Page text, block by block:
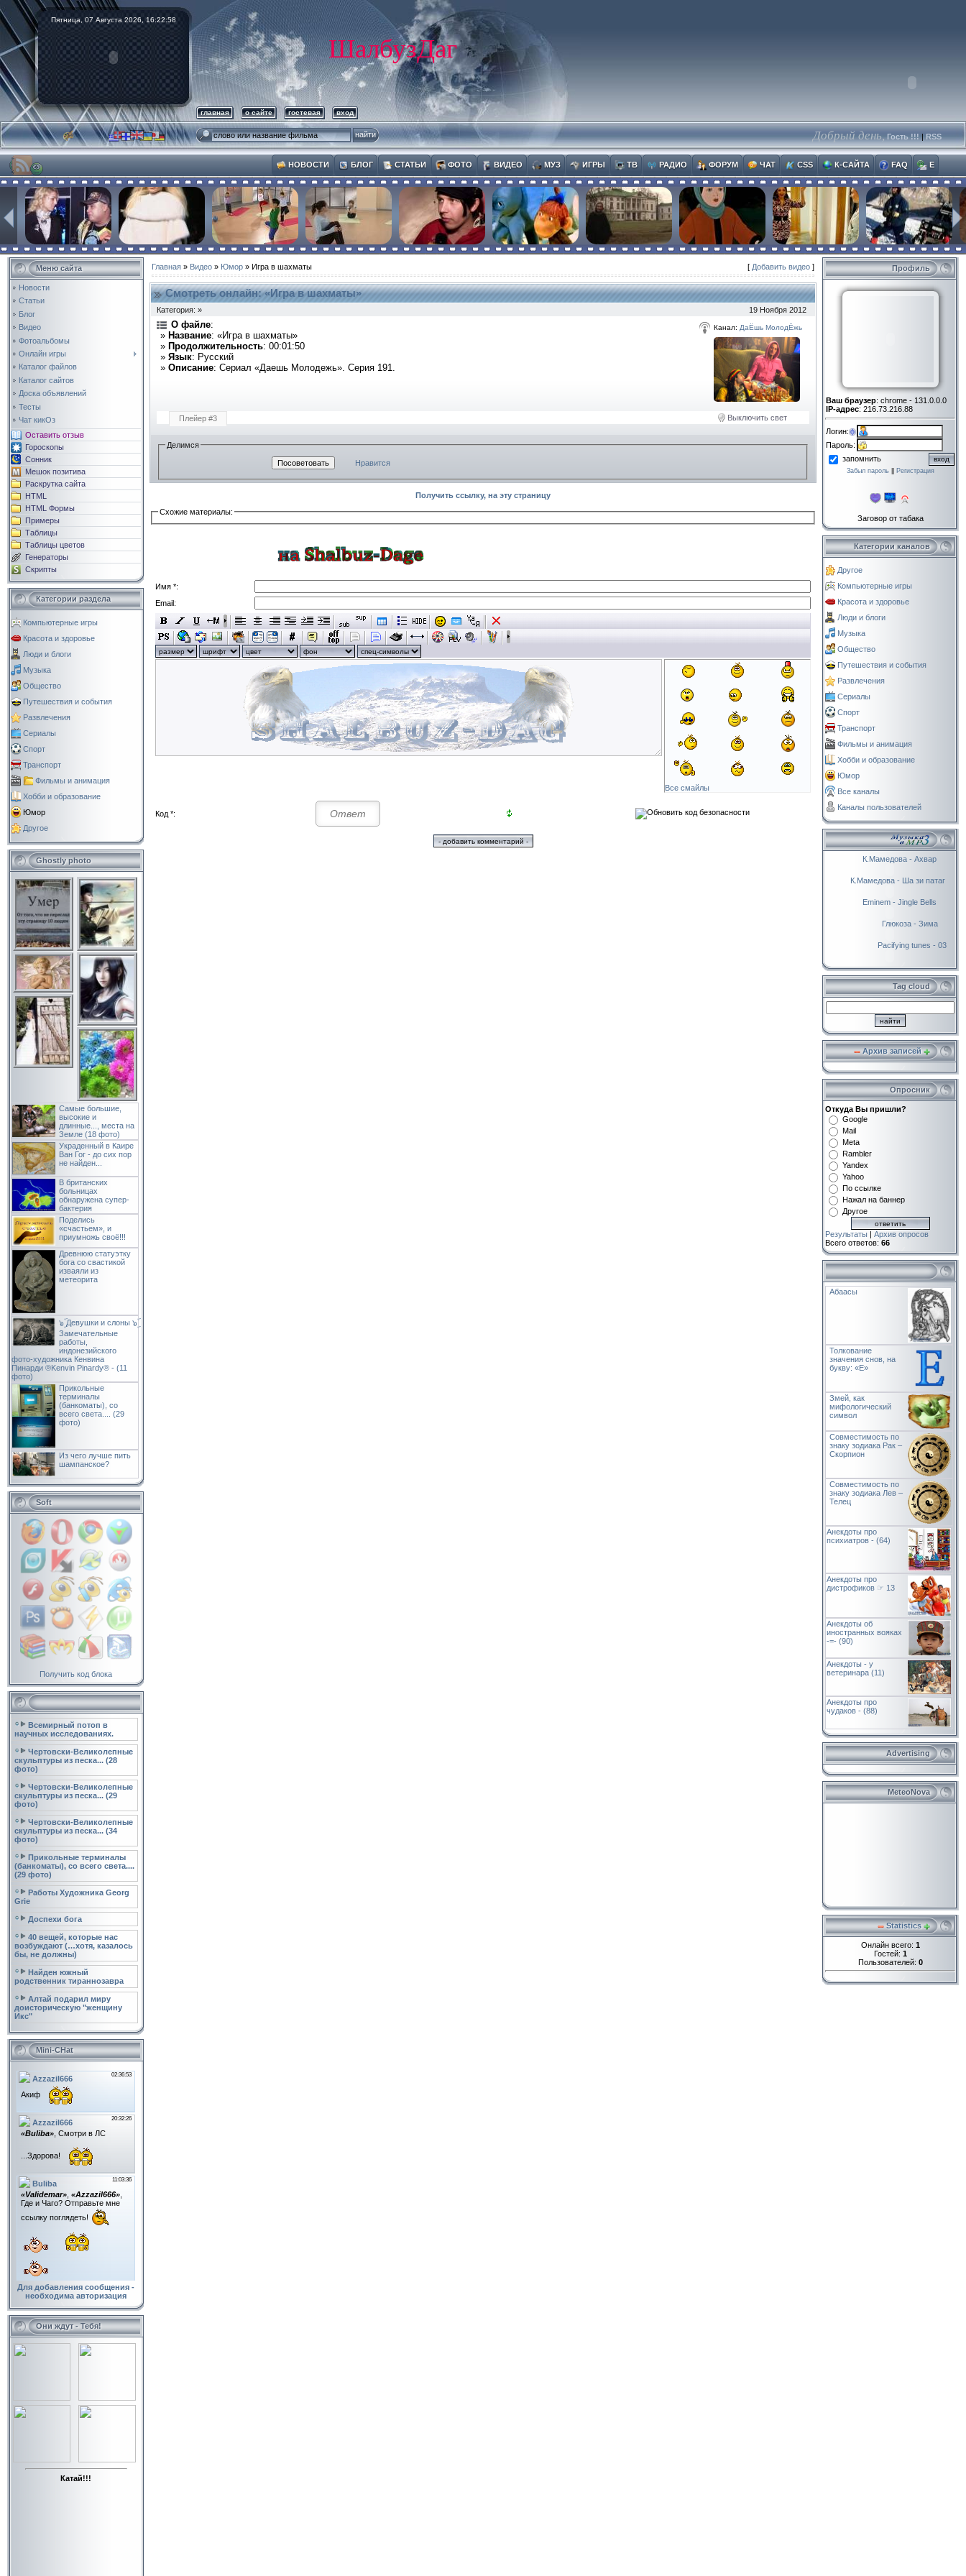
Пятница, 07 Августа 2026, 16:23:00
ШалбузДаг
главная о сайте гостевая вход
Добрый день, Гость !!! | RSS
НОВОСТИ БЛОГ СТАТЬИ ФОТО ВИДЕО МУЗ ИГРЫ ТВ РАДИО ФОРУМ ЧАТ CSS К-САЙТА FAQ E
Меню сайта
Новости
Статьи
Блог
Видео
Фотоальбомы
Онлайн игры
Каталог файлов
Каталог сайтов
Доска объявлений
Тесты
Чат кикОз
Оставить отзыв
Гороскопы
Сонник
Мешок позитива
Раскрутка сайта
HTML
HTML Формы
Примеры
Таблицы
Таблицы цветов
Генераторы
Скрипты
Категории раздела
Компьютерные игры
Красота и здоровье
Люди и блоги
Музыка
Общество
Путешествия и события
Развлечения
Сериалы
Спорт
Транспорт
Фильмы и анимация
Хобби и образование
Юмор
Другое
Ghostly photo
Самые большие,
высокие и
длинные..., места на
Земле (18 фото)
Украденный в Каире
Ван Гог - до сих пор
не найден...
В британских
больницах
обнаружена супер-
бактерия
Поделись
«счастьем», и
приумножь своё!!!
Древнюю статуэтку
бога со свастикой
изваяли из
метеорита
๖ۣۜ Девушки и слоны ๖ۣۜ
Замечательные
работы,
индонезийского
фото-художника Кенвина
Пинарди ®Kenvin Pinardy® - (11
фото)
Прикольные
терминалы
(банкоматы), со
всего света.... (29
фото)
Из чего лучше пить
шампанское?
Soft
Получить код блока
Всемирный потоп в
научных исследованиях.
Чертовски-Великолепные
скульптуры из песка... (28
фото)
Чертовски-Великолепные
скульптуры из песка... (29
фото)
Чертовски-Великолепные
скульптуры из песка... (34
фото)
Прикольные терминалы
(банкоматы), со всего света....
(29 фото)
Работы Художника Georg
Grie
Доспехи бога
40 вещей, которые нас
возбуждают (…хотя, казалось
бы, не должны)
Найден южный
родственник тираннозавра
Алтай подарил миру
доисторическую "женщину
Икс"
Mini-CHat
Для добавления сообщения -
необходима авторизация
Они ждут - Тебя!
Катай!!!
[ Добавить видео ]
Главная » Видео » Юмор » Игра в шахматы
Смотреть онлайн: «Игра в шахматы»
19 Ноября 2012
Категория: »
Канал: ДаЁшь МолодЁжь
О файле:
» Название: «Игра в шахматы»
» Продолжительность: 00:01:50
» Язык: Русский
» Описание: Сериал «Даешь Молодежь». Серия 191.
Плейер #3 Выключить свет
Делимся
Нравится
Получить ссылку, на эту страницу
Схожие материалы:
Имя *:
Email:
Все смайлы
Код *:
Профиль
Ваш браузер: chrome - 131.0.0.0
IP-адрес: 216.73.216.88
Логин:
Пароль:
запомнить
Забыл пароль|| Регистрация
Заговор от табака
Категории каналов
Другое
Компьютерные игры
Красота и здоровье
Люди и блоги
Музыка
Общество
Путешествия и события
Развлечения
Сериалы
Спорт
Транспорт
Фильмы и анимация
Хобби и образование
Юмор
Все каналы
Каналы пользователей
К.Мамедова - Ахвар
К.Мамедова - Ша зи патаг
Eminem - Jingle Bells
Глюкоза - Зима
Pacifying tunes - 03
Tag cloud
Архив записей
Опросник
Откуда Вы пришли?
Google
Mail
Meta
Rambler
Yandex
Yahoo
По ссылке
Нажал на баннер
Другое
Результаты | Архив опросов
Всего ответов: 66
Абаасы
Толкование
значения снов, на
букву: «Е»
Змей, как
мифологический
символ
Совместимость по
знаку зодиака Рак –
Скорпион
Совместимость по
знаку зодиака Лев –
Телец
Анекдоты про
психиатров - (64)
Анекдоты про
дистрофиков ☞ 13
Анекдоты об
иностранных вояках
-=- (90)
Анекдоты - у
ветеринара (11)
Анекдоты про
чудаков - (88)
Advertising
MeteoNova
Statistics
Онлайн всего: 1
Гостей: 1
Пользователей: 0